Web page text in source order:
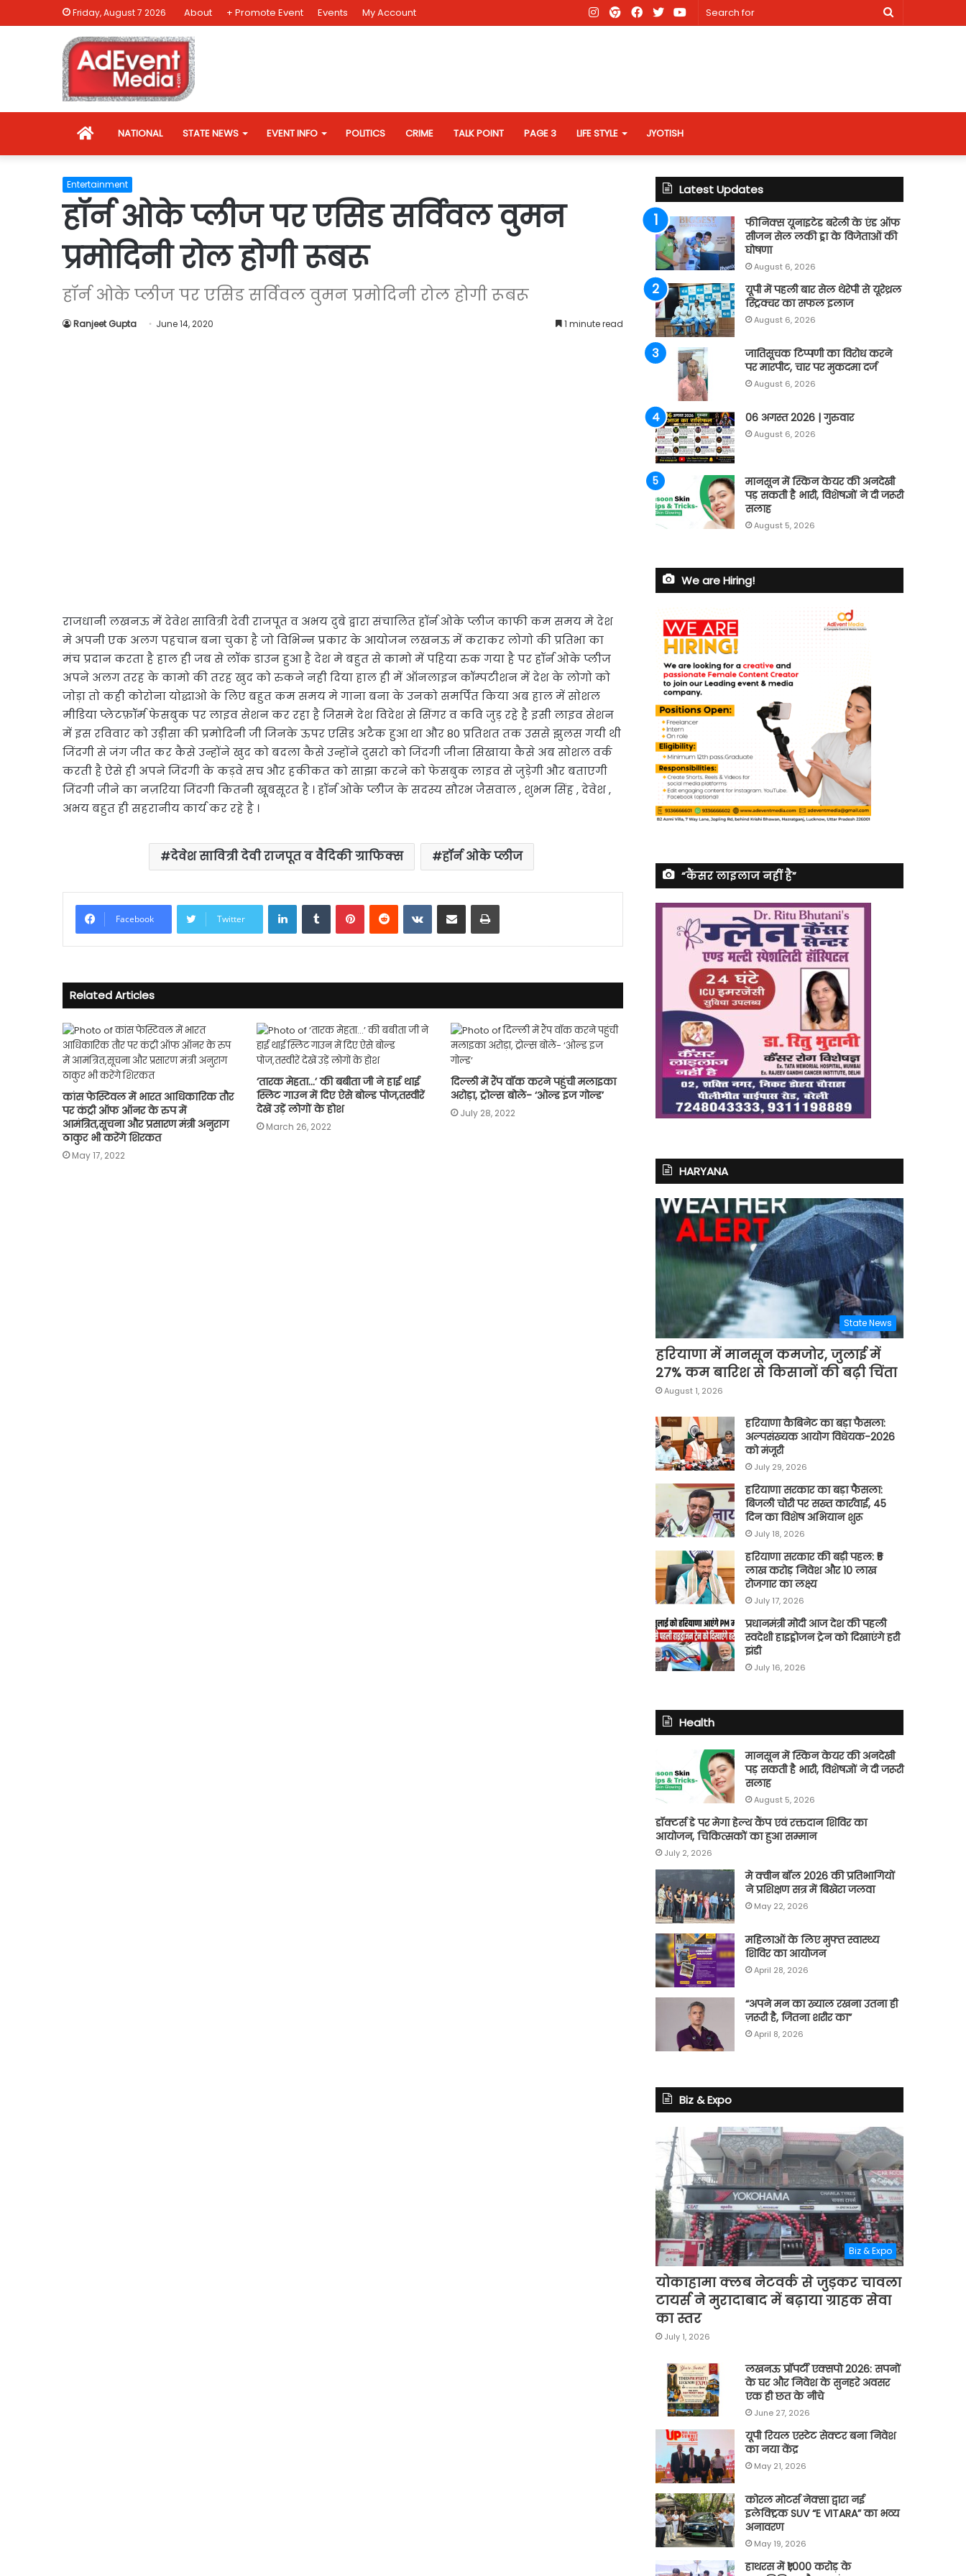
Friday, August 7 2026 About + Promote Event Events My Account
Search
Youtube
X
Facebook
AD
Instagram
HOMENATIONAL STATE NEWS EVENT INFO POLITICS CRIME TALK POINT PAGE 3 LIFE STYLE JYOTISH
Entertainment
हॉर्न ओके प्लीज पर एसिड सर्विवल वुमन
प्रमोदिनी रोल होगी रूबरू
हॉर्न ओके प्लीज पर एसिड सर्विवल वुमन प्रमोदिनी रोल होगी रूबरू
Ranjeet Gupta June 14, 2020 1 minute read
राजधानी लखनऊ में देवेश सावित्री देवी राजपूत व अभय दुबे द्वारा संचालित हॉर्न ओके प्लीज काफी कम समय मे देश
मे अपनी एक अलग पहचान बना चुका है जो विभिन्न प्रकार के आयोजन लखनऊ में कराकर लोगो की प्रतिभा का
मंच प्रदान करता है हाल ही जब से लॉक डाउन हुआ है देश मे बहुत से कामो में पहिया रुक गया है पर हॉर्न ओके प्लीज
अपने अलग तरह के कामो की तरह खुद को रुकने नही दिया हाल ही में ऑनलाइन कॉम्पटीशन में देश के लोगो को
जोड़ा तो कही कोरोना योद्धाओ के लिए बहुत कम समय मे गाना बना के उनको समर्पित किया अब हाल में सोशल
मीडिया प्लेटफ़ॉर्म फेसबुक पर लाइव सेशन कर रहा है जिसमे देश विदेश से सिंगर व कवि जुड़ रहे है इसी लाइव सेशन
में इस रविवार को उड़ीसा की प्रमोदिनी जी जिनके ऊपर एसिड अटैक हुआ था और 80 प्रतिशत तक उससे झुलस गयी थी
जिंदगी से जंग जीत कर कैसे उन्होंने खुद को बदला कैसे उन्होंने दुसरो को जिंदगी जीना सिखाया कैसे अब सोशल वर्क
करती है ऐसे ही अपने जिंदगी के कड़वे सच और हकीकत को साझा करने को फेसबुक लाइव से जुड़ेगी और बताएगी
जिंदगी जीने का नज़रिया जिंदगी कितनी खूबसूरत है । हॉर्न ओके प्लीज के सदस्य सौरभ जैसवाल , शुभम सिंह , देवेश ,
अभय बहुत ही सहरानीय कार्य कर रहे है ।
देवेश सावित्री देवी राजपूत व वैदिकी ग्राफिक्स हॉर्न ओके प्लीज
Facebook Twitter
LinkedInTumblrPinterestReddit VKontakte
Share via Email Print
Related Articles
कांस फेस्टिवल में भारत आधिकारिक तौर
पर कंट्री ऑफ ऑनर के रुप में
आमंत्रित,सूचना और प्रसारण मंत्री अनुराग
ठाकुर भी करेंगे शिरकत
May 17, 2022
‘तारक मेहता…’ की बबीता जी ने हाई थाई
स्लिट गाउन में दिए ऐसे बोल्ड पोज,तस्वीरें
देखें उड़ें लोगों के होश
March 26, 2022
दिल्ली में रैंप वॉक करने पहुंची मलाइका
अरोड़ा, ट्रोल्स बोले- ‘ओल्ड इज गोल्ड’
July 28, 2022
Latest Updates
फीनिक्स यूनाइटेड बरेली के एंड ऑफ
सीजन सेल लकी ड्रा के विजेताओं की
घोषणा
August 6, 2026
यूपी में पहली बार सेल थेरेपी से यूरेथ्रल
स्ट्रिक्चर का सफल इलाज
August 6, 2026
जातिसूचक टिप्पणी का विरोध करने
पर मारपीट, चार पर मुकदमा दर्ज
August 6, 2026
06 अगस्त 2026 | गुरुवार
August 6, 2026
मानसून में स्किन केयर की अनदेखी
पड़ सकती है भारी, विशेषज्ञों ने दी जरूरी
सलाह
August 5, 2026
We are Hiring!
“कैंसर लाइलाज नहीं है”
HARYANA
State News
हरियाणा में मानसून कमजोर, जुलाई में
27% कम बारिश से किसानों की बढ़ी चिंता
August 1, 2026
हरियाणा कैबिनेट का बड़ा फैसला:
अल्पसंख्यक आयोग विधेयक-2026
को मंजूरी
July 29, 2026
हरियाणा सरकार का बड़ा फैसला:
बिजली चोरी पर सख्त कार्रवाई, 45
दिन का विशेष अभियान शुरू
July 18, 2026
हरियाणा सरकार की बड़ी पहल: ₹5
लाख करोड़ निवेश और 10 लाख
रोजगार का लक्ष्य
July 17, 2026
प्रधानमंत्री मोदी आज देश की पहली
स्वदेशी हाइड्रोजन ट्रेन को दिखाएंगे हरी
झंडी
July 16, 2026
Health
मानसून में स्किन केयर की अनदेखी
पड़ सकती है भारी, विशेषज्ञों ने दी जरूरी
सलाह
August 5, 2026
डॉक्टर्स डे पर मेगा हेल्थ कैंप एवं रक्तदान शिविर का
आयोजन, चिकित्सकों का हुआ सम्मान
July 2, 2026
मे क्वीन बॉल 2026 की प्रतिभागियों
ने प्रशिक्षण सत्र में बिखेरा जलवा
May 22, 2026
महिलाओं के लिए मुफ्त स्वास्थ्य
शिविर का आयोजन
April 28, 2026
“अपने मन का ख्याल रखना उतना ही
ज़रूरी है, जितना शरीर का”
April 8, 2026
Biz & Expo
Biz & Expo
योकाहामा क्लब नेटवर्क से जुड़कर चावला
टायर्स ने मुरादाबाद में बढ़ाया ग्राहक सेवा
का स्तर
July 1, 2026
लखनऊ प्रॉपर्टी एक्सपो 2026: सपनों
के घर और निवेश के सुनहरे अवसर
एक ही छत के नीचे
June 27, 2026
यूपी रियल एस्टेट सेक्टर बना निवेश
का नया केंद्र
May 21, 2026
कोरल मोटर्स नेक्सा द्वारा नई
इलेक्ट्रिक SUV “E VITARA” का भव्य
अनावरण
May 19, 2026
हाथरस में ₹1,000 करोड़ के